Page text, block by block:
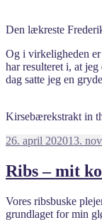
Den lækreste
Og i virkeligheden
har resulteret i, at
dag satte jeg en
Kirsebærekstrakt in
Udgivet
26. april 202013.
Ribs – mit
Vores ribsbuske
grundlaget for min